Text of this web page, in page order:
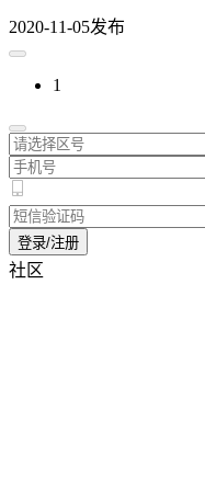
2020-11-05发布
1
登录/注册
社区